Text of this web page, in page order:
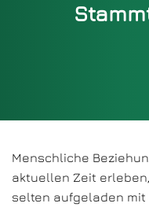
Menschliche
aktuellen Zeit
selten aufgeladen mit